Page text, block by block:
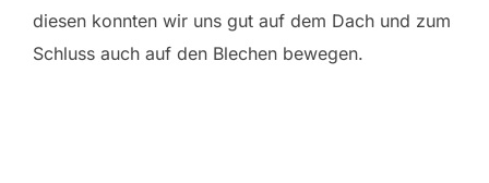
diesen konnten wir uns gut auf dem Dach und zum
Schluss auch auf den Blechen bewegen.